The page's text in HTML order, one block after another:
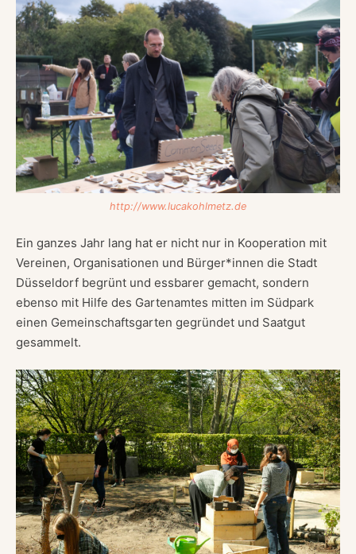
http://www.lucakohlmetz.de
Ein ganzes Jahr lang hat er nicht nur in Kooperation mit
Vereinen, Organisationen und Bürger*innen die Stadt
Düsseldorf begrünt und essbarer gemacht, sondern
ebenso mit Hilfe des Gartenamtes mitten im Südpark
einen Gemeinschaftsgarten gegründet und Saatgut
gesammelt.